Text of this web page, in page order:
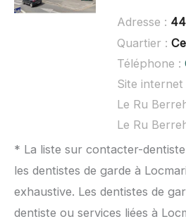
Adresse : 44
Quartier :
Téléphone :
Site internet
* La liste sur contacter-
les dentistes de garde à
exhaustive. Les dentistes de
dentiste ou services liées à